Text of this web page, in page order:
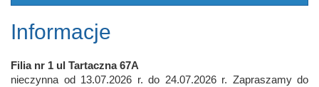
Informacje
Filia nr 1 ul Tartaczna 67A
nieczynna od 13.07.2026 r. do 24.07.2026 r. Zapraszamy do